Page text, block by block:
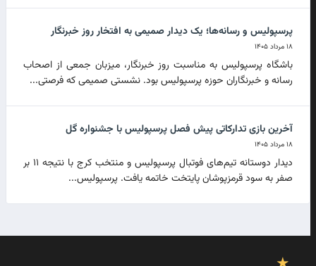
پرسپولیس و رسانه‌ها؛ یک دیدار صمیمی به افتخار روز خبرنگار
۱۸ مرداد ۱۴۰۵
باشگاه پرسپولیس به مناسبت روز خبرنگار، میزبان جمعی از اصحاب
رسانه و خبرنگاران حوزه پرسپولیس بود. نشستی صمیمی که فرصتی...
آخرین بازی تدارکاتی پیش فصل پرسپولیس با جشنواره گل
۱۸ مرداد ۱۴۰۵
دیدار دوستانه تیم‌های فوتبال پرسپولیس و منتخب کرج با نتیجه ۱۱ بر
صفر به سود قرمزپوشان پایتخت خاتمه یافت. پرسپولیس...